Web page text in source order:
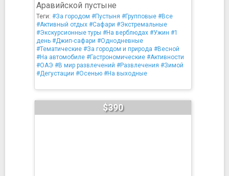
Аравийской пустыне
Теги: #За городом #Пустыня #Групповые #Все
#Активный отдых #Сафари #Экстремальные
#Экскурсионные туры #На верблюдах #Ужин #1
день #Джип-сафари #Однодневные
#Тематические #За городом и природа #Весной
#На автомобиле #Гастрономические #Активности
#ОАЭ #В мир развлечений #Развлечения #Зимой
#Дегустации #Осенью #На выходные
$390